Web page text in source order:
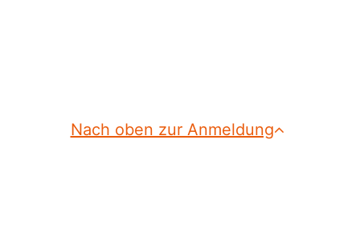
Nach oben zur Anmeldung